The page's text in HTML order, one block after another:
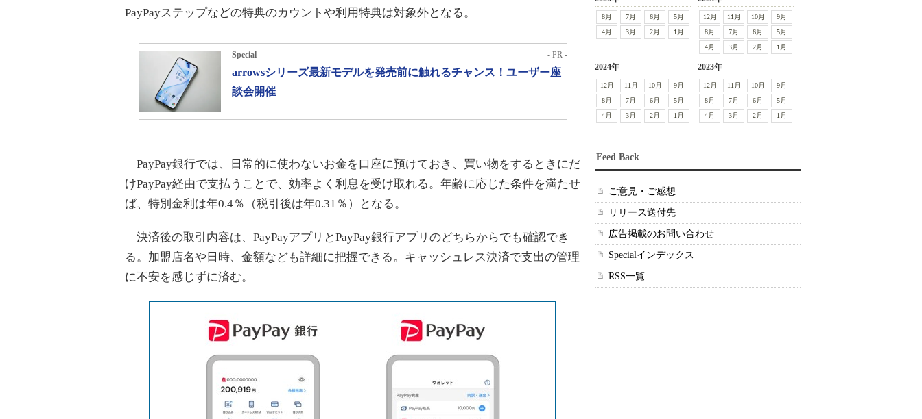
PayPayステップなどの特典のカウントや利用特典は対象外となる。
Special - PR -
arrowsシリーズ最新モデルを発売前に触れるチャンス！ユーザー座
談会開催
PayPay銀行では、日常的に使わないお金を口座に預けておき、買い物をするときにだ
けPayPay経由で支払うことで、効率よく利息を受け取れる。年齢に応じた条件を満たせ
ば、特別金利は年0.4％（税引後は年0.31％）となる。
決済後の取引内容は、PayPayアプリとPayPay銀行アプリのどちらからでも確認でき
る。加盟店名や日時、金額なども詳細に把握できる。キャッシュレス決済で支出の管理
に不安を感じずに済む。
8月 7月 6月
5月
4月
3月 2月 1月
12月 11月 10月
9月
8月
7月 6月
5月
4月
3月 2月 1月
2024年
12月 11月 10月
9月
8月
7月 6月
5月
4月
3月 2月 1月
2023年
12月 11月 10月
9月
8月
7月 6月
5月
4月
3月 2月 1月
Feed Back
ご意見・ご感想
リリース送付先
広告掲載のお問い合わせ
Specialインデックス
RSS一覧